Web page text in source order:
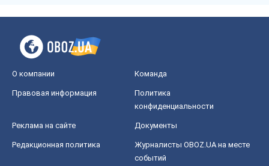
О компании Команда
Правовая информация
Политика
конфиденциальности
Реклама на сайте Документы
Редакционная политика
Журналисты OBOZ.UA на месте
событий